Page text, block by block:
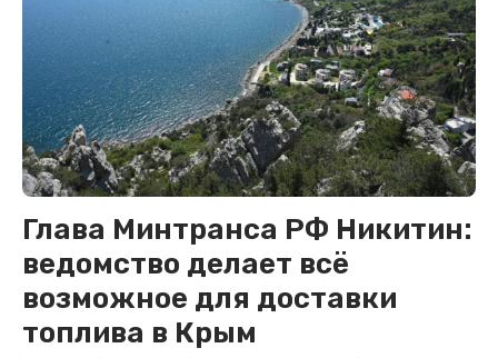
Глава Минтранса РФ Никитин:
ведомство делает всё
возможное для доставки
топлива в Крым